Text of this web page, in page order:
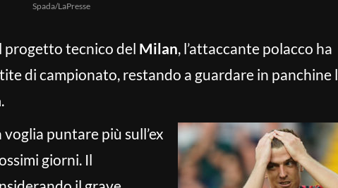
Spada/LaPresse
progetto tecnico del Milan, l’attaccante polacco ha
di campionato, restando a guardare in panchine
.
voglia puntare più sull’ex
giorni. Il